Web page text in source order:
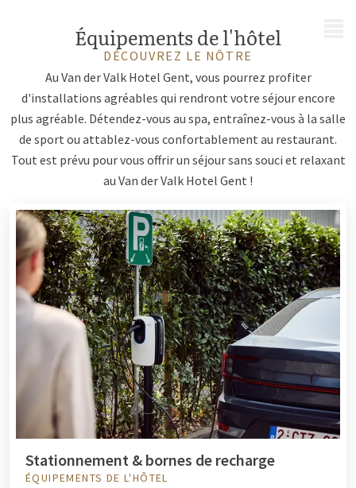
Équipements de l'hôtel
DÉCOUVREZ LE NÔTRE
Au Van der Valk Hotel Gent, vous pourrez profiter
d'installations agréables qui rendront votre séjour encore
plus agréable. Détendez-vous au spa, entraînez-vous à la salle
de sport ou attablez-vous confortablement au restaurant.
Tout est prévu pour vous offrir un séjour sans souci et relaxant
au Van der Valk Hotel Gent !
Stationnement & bornes de recharge
ÉQUIPEMENTS DE L'HÔTEL